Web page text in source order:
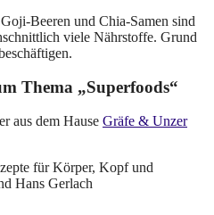
Beeren und Chia-Samen sind
viele Nährstoffe. Grund
Thema „Superfoods“
aus dem Hause Gräfe & Unzer
für Körper, Kopf und
Hans Gerlach